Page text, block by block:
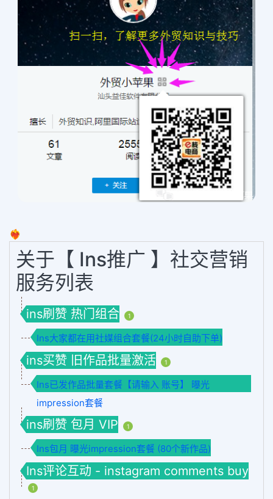
❤️‍🔥
关于【 Ins推广 】社交营销
服务列表
ins刷赞 热门组合 1
Ins大家都在用社媒组合套餐(24小时自助下单)
ins买赞 旧作品批量激活 1
Ins已发作品批量套餐【请输入 账号】 曝光
impression套餐
ins刷赞 包月 VIP 1
Ins包月 曝光impression套餐 (80个新作品)
Ins评论互动 - instagram comments buy
1